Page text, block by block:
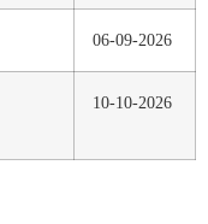
06-09-2026
10-10-2026